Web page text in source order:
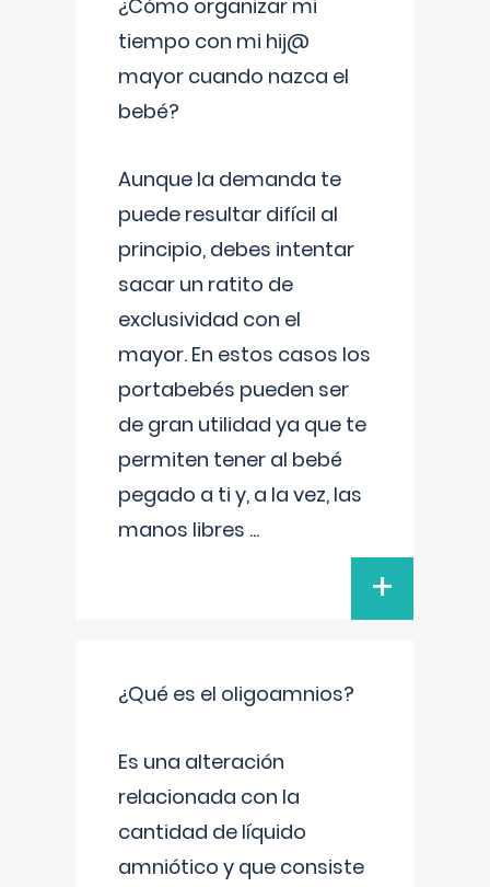
¿Cómo organizar mi
tiempo con mi hij@
mayor cuando nazca el
bebé?
Aunque la demanda te
puede resultar difícil al
principio, debes intentar
sacar un ratito de
exclusividad con el
mayor. En estos casos los
portabebés pueden ser
de gran utilidad ya que te
permiten tener al bebé
pegado a ti y, a la vez, las
manos libres ...
+
¿Qué es el oligoamnios?
Es una alteración
relacionada con la
cantidad de líquido
amniótico y que consiste